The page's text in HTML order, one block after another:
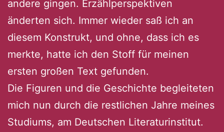
andere gingen. Erzählperspektiven
änderten sich. Immer wieder saß ich an
diesem Konstrukt, und ohne, dass ich es
merkte, hatte ich den Stoff für meinen
ersten großen Text gefunden.
Die Figuren und die Geschichte begleiteten
mich nun durch die restlichen Jahre meines
Studiums, am Deutschen Literaturinstitut.